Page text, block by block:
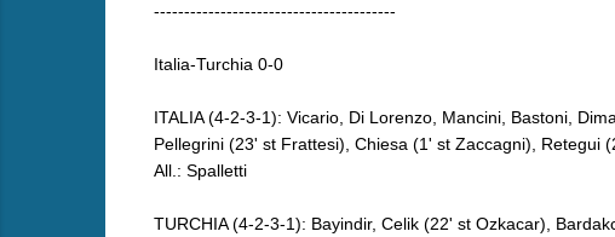
----------------------------------------
Italia-Turchia 0-0
ITALIA (4-2-3-1): Vicario, Di Lorenzo, Mancini, Bastoni,
Pellegrini (23' st Frattesi), Chiesa (1' st Zaccagni), Retegui
All.: Spalletti
TURCHIA (4-2-3-1): Bayindir, Celik (22' st Ozkacar),